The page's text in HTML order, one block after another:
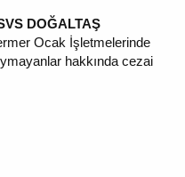
DOĞALTAŞ
Ocak İşletmelerinde
hakkında cezai